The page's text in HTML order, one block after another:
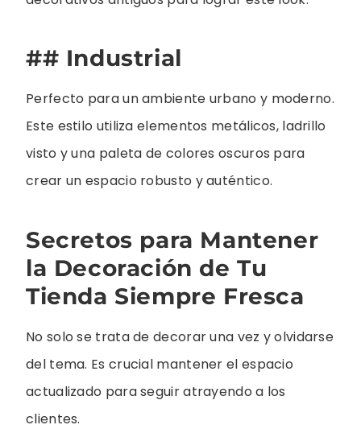
## Industrial
Perfecto para un ambiente urbano y moderno.
Este estilo utiliza elementos metálicos, ladrillo
visto y una paleta de colores oscuros para
crear un espacio robusto y auténtico.
Secretos para Mantener
la Decoración de Tu
Tienda Siempre Fresca
No solo se trata de decorar una vez y olvidarse
del tema. Es crucial mantener el espacio
actualizado para seguir atrayendo a los
clientes.